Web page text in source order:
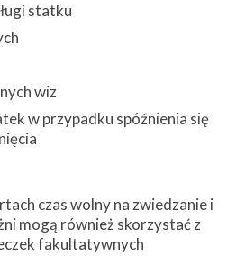
statku
wiz
w przypadku spóźnienia się
czas wolny na zwiedzanie i
mogą również skorzystać z
fakultatywnych